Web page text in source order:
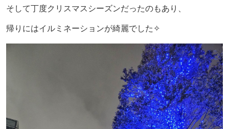
そして丁度クリスマスシーズンだったのもあり、
帰りにはイルミネーションが綺麗でした✧